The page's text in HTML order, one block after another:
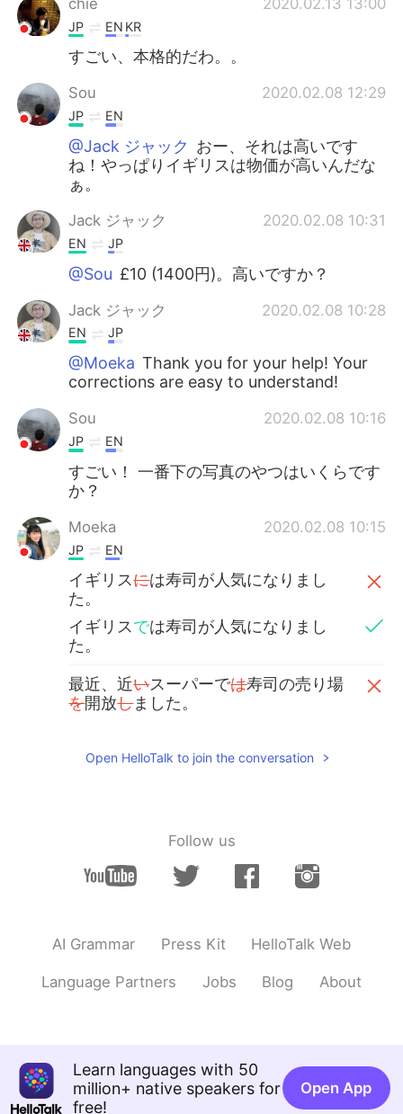
JP EN KR
すごい、本格的だわ。。
Sou 2020.02.08 12:29
JP EN
@Jack ジャック おー、それは高いです
ね！やっぱりイギリスは物価が高いんだな
ぁ。
Jack ジャック 2020.02.08 10:31
EN JP
@Sou £10 (1400円)。高いですか？
Jack ジャック 2020.02.08 10:28
EN JP
@Moeka Thank you for your help! Your
corrections are easy to understand!
Sou 2020.02.08 10:16
JP EN
すごい！ 一番下の写真のやつはいくらです
か？
Moeka 2020.02.08 10:15
JP EN
イギリスには寿司が人気になりまし
た。
イギリスでは寿司が人気になりまし
た。
最近、近いスーパーでは寿司の売り場
を開放しました。
開放 されました。
しかったです。
EN JP
JP EN
Wha ……たくさんの種類がありますね🎵🍣
Open HelloTalk to join the conversation
Follow us
AI Grammar Press Kit HelloTalk Web
Language Partners Jobs Blog About
Learn languages with 50
million+ native speakers for
free!
Open App